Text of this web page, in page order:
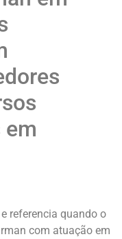
referencia quando o
com atuação em